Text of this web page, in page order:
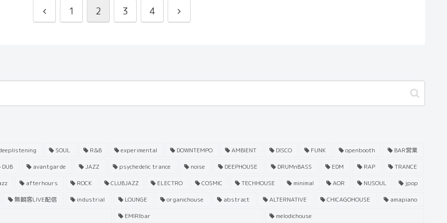
1 2 3 4
SOUL R&B experimental DOWNTEMPO AMBIENT DISCO FUNK openbooth
BAR営業
DUB
avantgarde JAZZ psychedelic trance noise DEEPHOUSE DRUMnBASS EDM RAP
TRANCE
afterhours ROCK CLUBJAZZ ELECTRO COSMIC TECHHOUSE minimal AOR NUSOUL
jpop
無観客LIVE配信
industrial LOUNGE organichouse abstract ALTERNATIVE CHICAGOHOUSE
amapiano
EMIRIbar
melodichouse